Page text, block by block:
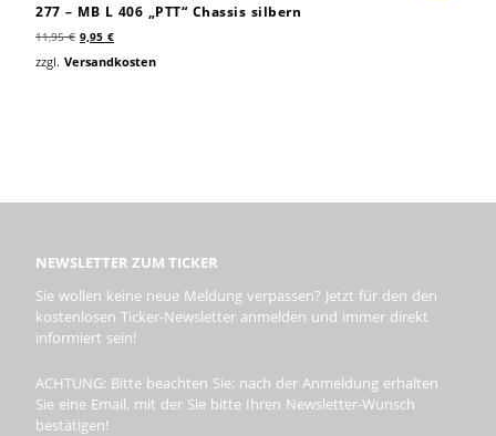
277 – MB L 406 „PTT“ Chassis silbern
11,95€ 9,95 €
zzgl. Versandkosten
NEWSLETTER ZUM TICKER
Sie wollen keine neue Meldung verpassen? Jetzt für den den
kostenlosen Ticker-Newsletter anmelden und immer direkt
informiert sein!
ACHTUNG: Bitte beachten Sie: nach der Anmeldung erhalten
Sie eine Email, mit der Sie bitte Ihren Newsletter-Wunsch
bestätigen!